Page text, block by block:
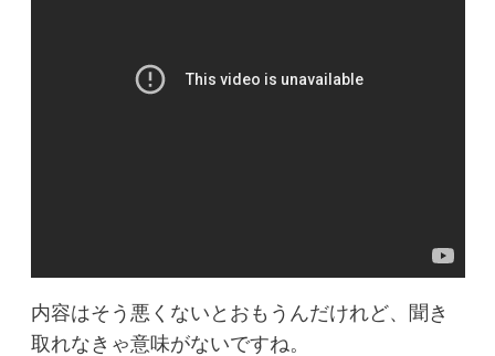
内容はそう悪くないとおもうんだけれど、聞き
取れなきゃ意味がないですね。